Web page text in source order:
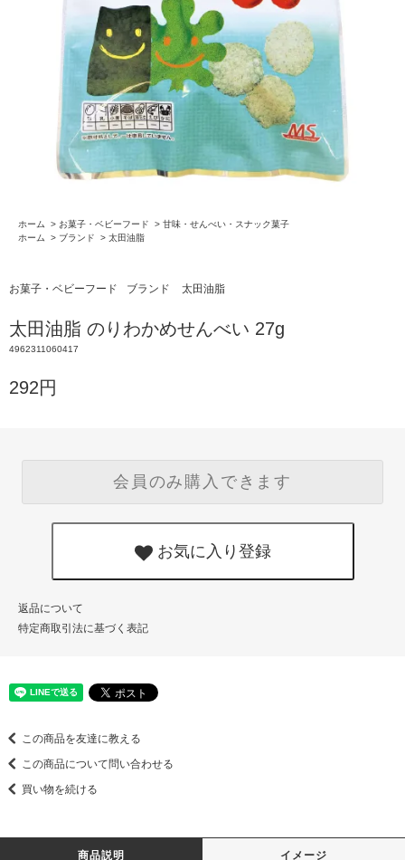
ホーム > お菓子・ベビーフード > 甘味・せんべい・スナック菓子
ホーム
> ブランド > 太田油脂
お菓子・ベビーフード ブランド 太田油脂
太田油脂 のりわかめせんべい 27g
4962311060417
292円
会員のみ購入できます
お気に入り登録
返品について
特定商取引法に基づく表記
この商品を友達に教える
この商品について問い合わせる
買い物を続ける
商品説明 イメージ